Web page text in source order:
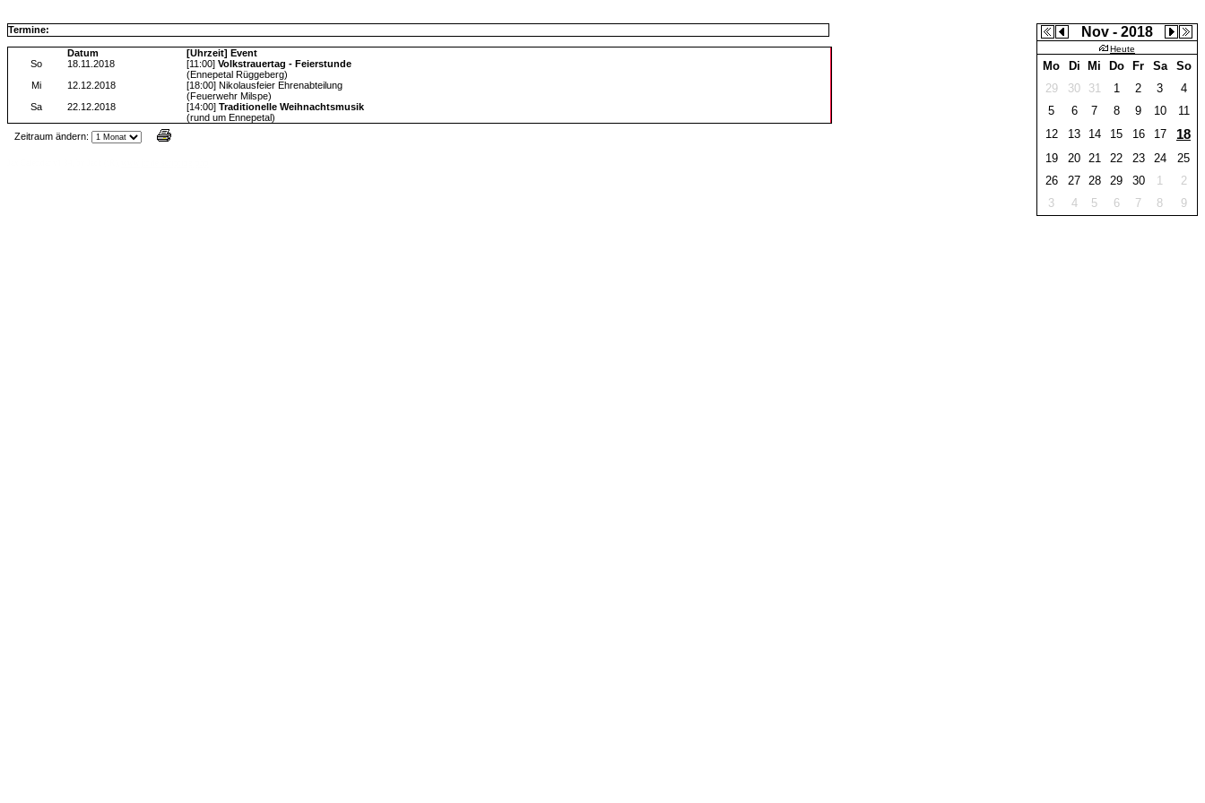
Termine:
Datum
[Uhrzeit] Event
So
18.11.2018 [11:00]Volkstrauertag - Feierstunde
(Ennepetal Rüggeberg)
Mi
12.12.2018
[18:00] Nikolausfeier Ehrenabteilung
(Feuerwehr Milspe)
Sa
22.12.2018 [14:00]Traditionelle Weihnachtsmusik
(rund um Ennepetal)
Zeitraum ändern:
Nov - 2018
Heute
Mo Di Mi Do Fr Sa
So
29
30 31 1 2 3
4
5
6 7 8 9 10
11
12
13 14 15 16 17 18
19 20 21 22 23 24
25
26
27 28 29 30 1
2
3
4 5 6 7 8 9